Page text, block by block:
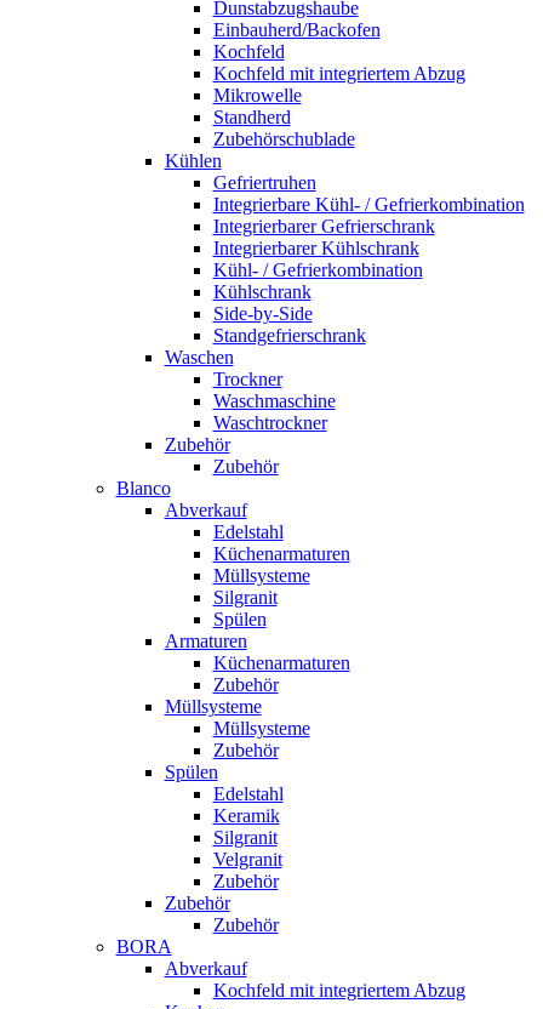
Dunstabzugshaube
Einbauherd/Backofen
Kochfeld
Kochfeld mit integriertem Abzug
Mikrowelle
Standherd
Zubehörschublade
Kühlen
Gefriertruhen
Integrierbare Kühl- / Gefrierkombination
Integrierbarer Gefrierschrank
Integrierbarer Kühlschrank
Kühl- / Gefrierkombination
Kühlschrank
Side-by-Side
Standgefrierschrank
Waschen
Trockner
Waschmaschine
Waschtrockner
Zubehör
Zubehör
Blanco
Abverkauf
Edelstahl
Küchenarmaturen
Müllsysteme
Silgranit
Spülen
Armaturen
Küchenarmaturen
Zubehör
Müllsysteme
Müllsysteme
Zubehör
Spülen
Edelstahl
Keramik
Silgranit
Velgranit
Zubehör
Zubehör
Zubehör
BORA
Abverkauf
Kochfeld mit integriertem Abzug